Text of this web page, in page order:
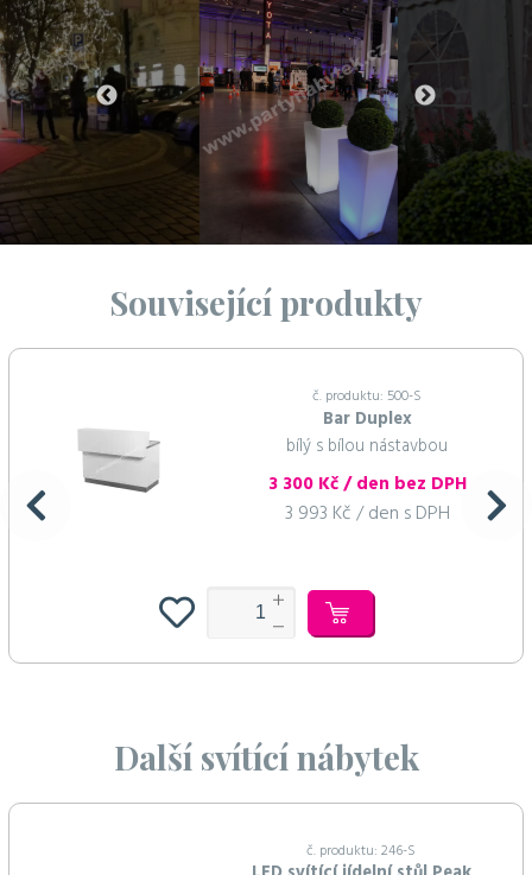
Související produkty
č. produktu: 500-S
Bar Duplex
bílý s bílou nástavbou
3 300 Kč / den bez DPH
3 993 Kč / den s DPH
Další svítící nábytek
č. produktu: 246-S